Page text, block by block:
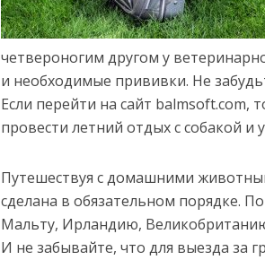
четвероногим другом у
и необходимые прививки. Не
Если перейти на сайт
провести летний отдых с собакой и
Путешествуя с домашними
сделана в обязательном порядке.
Мальту, Ирландию,
И не забывайте, что для выезда за